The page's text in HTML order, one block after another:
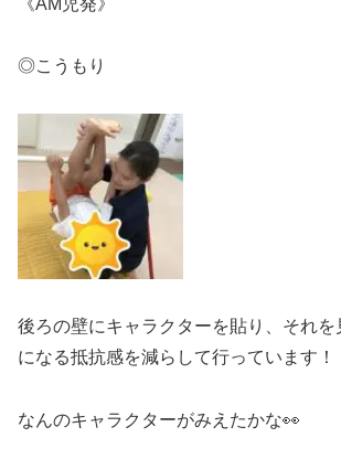
◎こうもり
後ろの壁にキャラクターを貼り、それを
になる抵抗感を減らして行っています！
なんのキャラクターがみえたかな👀